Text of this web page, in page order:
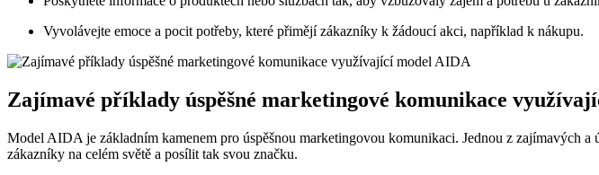
Vyvolávejte emoce a pocit potřeby, které přimějí zákazníky k žádoucí akci, například k nákupu.
Zajímavé příklady úspěšné marketingové komunikace
Model AIDA je základním kamenem pro úspěšnou marketingovou komunikaci. Jednou z zajímavých
zákazníky na celém světě a posílit tak svou značku.